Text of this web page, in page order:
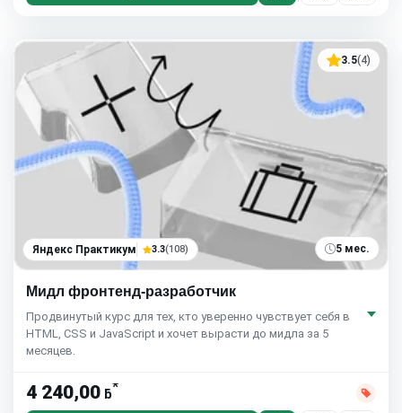
3.5(4)
Яндекс Практикум 3.3(108) 5 мес.
Мидл фронтенд-разработчик
Продвинутый курс для тех, кто уверенно чувствует себя в
HTML, CSS и JavaScript и хочет вырасти до мидла за 5
месяцев.
4 240,00 ƃ*